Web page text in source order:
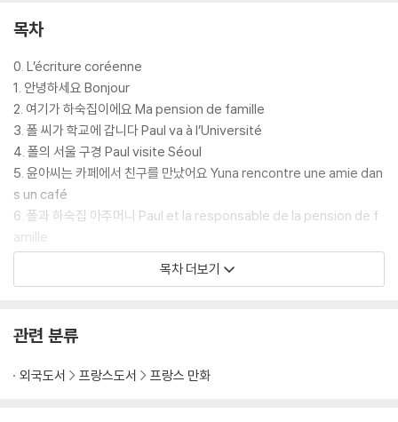
목차
0. L’écriture coréenne
1. 안녕하세요 Bonjour
2. 여기가하숙집이에요 Ma pension de famille
3. 폴 씨가학교에 갑니다Paul va à l’Université
4. 폴의 서울 구경 Paul visite Séoul
5. 윤아씨는 카페에서 친구를 만났어요 Yuna rencontre une amie dan
s un café
6. 폴과 하숙집 아주머니 Paul et la responsable de la pension de f
amille
7.소개팅을하러가요Rendez-vous avec mon « date »
La fête des récoltes (Chuseok)
11.같이케이팝
12. 하숙집 아주머니결혼식이에요
Le mariage de la responsable d
목차 더보기
관련 분류
외국도서 프랑스도서 프랑스 만화